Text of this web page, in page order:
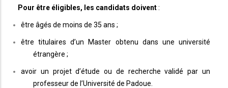
Pour être éligibles, les candidats doivent:
être âgés de moins de 35 ans ;
être titulaires d’un Master obtenu dans une université
étrangère ;
avoir un projet d’étude ou de recherche validé par un
professeur de l’Université de Padoue.